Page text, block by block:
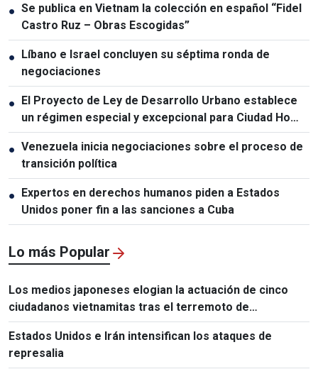
● Se publica en Vietnam la colección en español “Fidel
Castro Ruz – Obras Escogidas”
● Líbano e Israel concluyen su séptima ronda de
negociaciones
● El Proyecto de Ley de Desarrollo Urbano establece
un régimen especial y excepcional para Ciudad Ho
Chi Minh
● Venezuela inicia negociaciones sobre el proceso de
transición política
● Expertos en derechos humanos piden a Estados
Unidos poner fin a las sanciones a Cuba
Lo más Popular
Los medios japoneses elogian la actuación de cinco
ciudadanos vietnamitas tras el terremoto de
Kumamoto
Estados Unidos e Irán intensifican los ataques de
represalia